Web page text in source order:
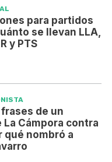
para partidos
se llevan LLA,
y PTS
de un
La Cámpora contra
qué nombró a